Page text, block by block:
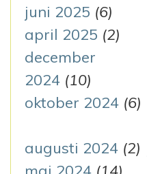
juni 2025 (6)
april 2025 (2)
december
2024 (10)
oktober 2024 (6)
augusti 2024 (2)